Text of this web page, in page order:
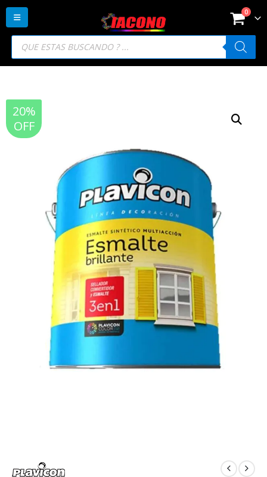
Búsqueda
productos
0
20%
OFF